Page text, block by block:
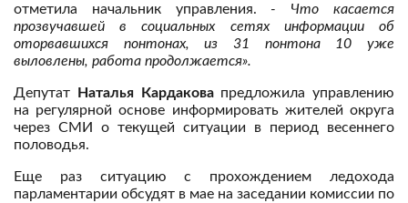
отметила начальник управления. - Что касается
прозвучавшей в социальных сетях информации об
оторвавшихся понтонах, из 31 понтона 10 уже
выловлены, работа продолжается».
Депутат Наталья Кардаковапредложила управлению
на регулярной основе информировать жителей округа
через СМИ о текущей ситуации в период весеннего
половодья.
Еще раз ситуацию с прохождением ледохода
парламентарии обсудят в мае на заседании комиссии по